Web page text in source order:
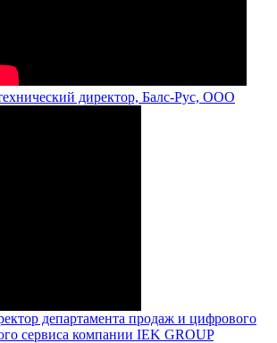
директор, Балс-Рус, ООО
департамента продаж и цифрового
сервиса компании IEK GROUP